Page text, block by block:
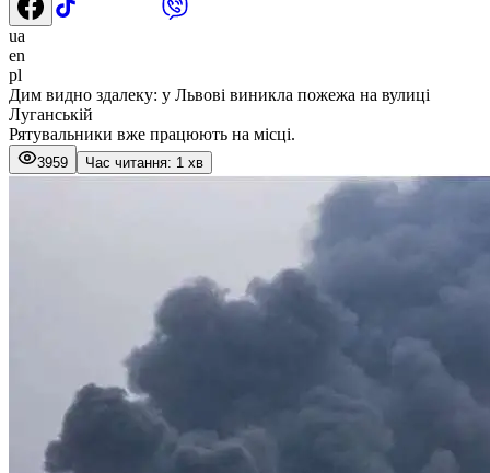
ua
en
pl
Дим видно здалеку: у Львові виникла пожежа на вулиці
Луганській
Рятувальники вже працюють на місці.
3959 Час читання: 1 хв